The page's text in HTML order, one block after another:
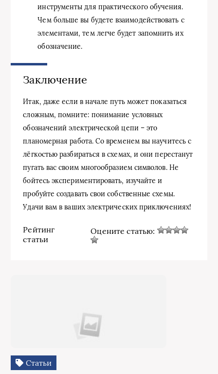
инструменты для практического обучения.
Чем больше вы будете взаимодействовать с
элементами, тем легче будет запомнить их
обозначение.
Заключение
Итак, даже если в начале путь может показаться
сложным, помните: понимание условных
обозначений электрической цепи – это
планомерная работа. Со временем вы научитесь с
лёгкостью разбираться в схемах, и они перестанут
пугать вас своим многообразием символов. Не
бойтесь экспериментировать, изучайте и
пробуйте создавать свои собственные схемы.
Удачи вам в ваших электрических приключениях!
Рейтинг
статьи
Оцените статью:
Статьи